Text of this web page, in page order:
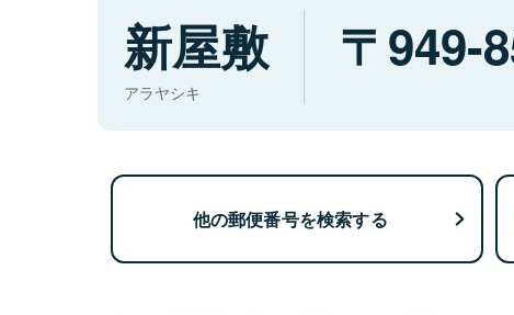
新屋敷
アラヤシキ
949-
他の郵便番号を検索する